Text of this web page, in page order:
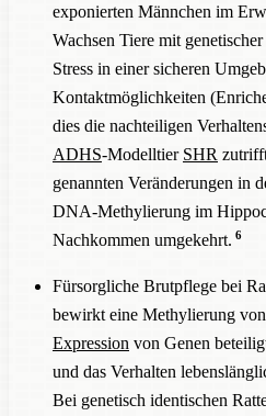
exponierten Männchen im
Wachsen Tiere mit
Stress in einer sicheren
Kontaktmöglichkeiten
dies die nachteiligen
ADHS-Modelltier SHR
genannten Veränderungen in
DNA-Methylierung im
Nachkommen umgekehrt. 6
Fürsorgliche Brutpflege bei
bewirkt eine Methylierung von
Expression von Genen
und das Verhalten
Bei genetisch identischen